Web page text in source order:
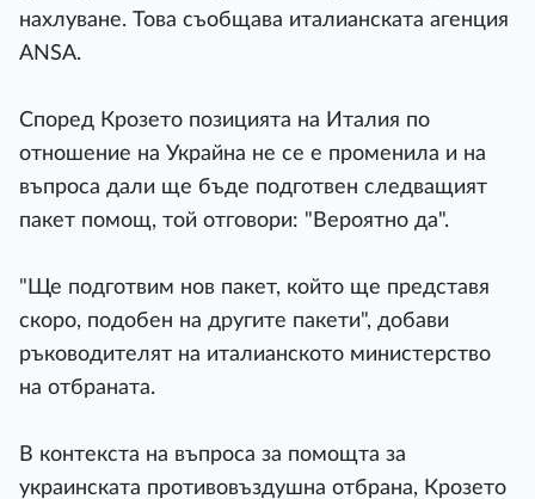
нахлуване. Това съобщава италианската агенция
ANSA.
Според Крозето позицията на Италия по
отношение на Украйна не се е променила и на
въпроса дали ще бъде подготвен следващият
пакет помощ, той отговори: "Вероятно да".
"Ще подготвим нов пакет, който ще представя
скоро, подобен на другите пакети", добави
ръководителят на италианското министерство
на отбраната.
В контекста на въпроса за помощта за
украинската противовъздушна отбрана, Крозето